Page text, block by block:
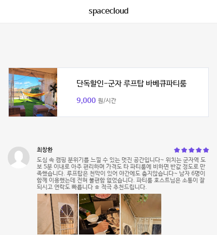
spacecloud
단독할인-군자 루프탑 바베큐파티룸
9,000 원/시간
최창환
도심 속 캠핑 분위기를 느낄 수 있는 멋진 공간입니다~ 위치는 군자역 도
보 5분 이내로 아주 편리하며 가격도 타 파티룸에 비하면 반값 정도로 만
족했습니다. 루프탑은 천막이 있어 야간에도 춥지않습니다~ 남자 6명이
함께 이용했는데 전혀 불편함 없었습니다. 파티룸 호스트님은 소통이 잘
되시고 연락도 빠릅니다 ㅎ 적극 추천드립니다.